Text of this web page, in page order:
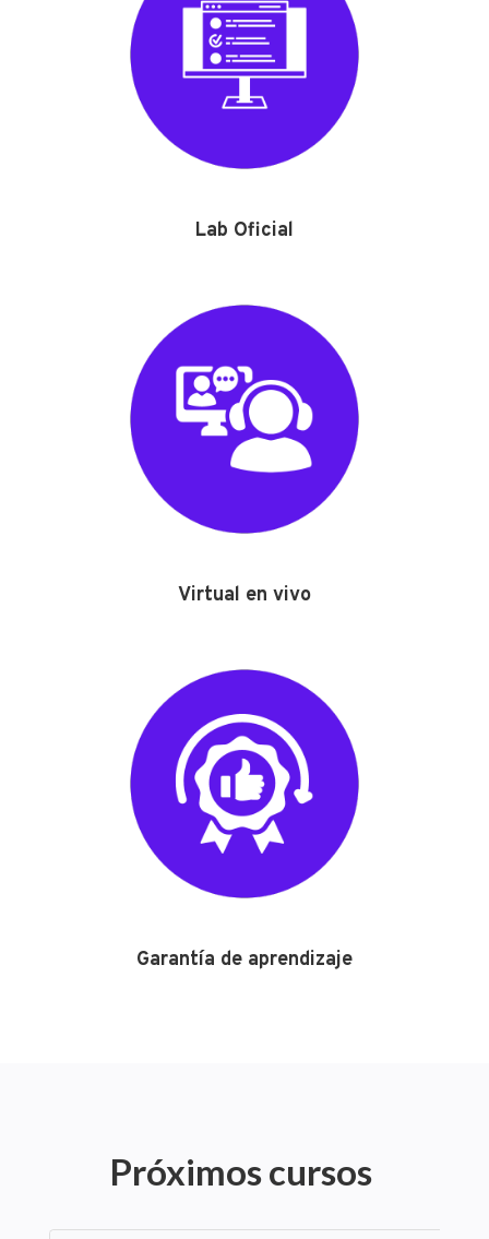
Lab Oficial
Virtual en vivo
Garantía de aprendizaje
Próximos cursos